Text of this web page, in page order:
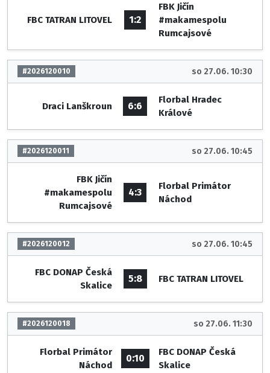
FBC TATRAN LITOVEL 1:2
FBK Jičín
#makamespolu
Rumcajsové
#2026120010 so 27.06. 10:30
Draci Lanškroun 6:6
Florbal Hradec
Králové
#2026120011 so 27.06. 10:45
FBK Jičín
#makamespolu
Rumcajsové
4:3
Florbal Primátor
Náchod
#2026120012 so 27.06. 10:45
FBC DONAP Česká
Skalice
5:8 FBC TATRAN LITOVEL
#2026120018 so 27.06. 11:30
Florbal Primátor
Náchod
0:10
FBC DONAP Česká
Skalice